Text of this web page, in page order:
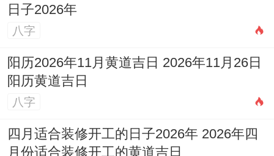
日子2026年
八字
阳历2026年11月黄道吉日 2026年11月26日
阳历黄道吉日
八字
四月适合装修开工的日子2026年 2026年四
月份适合装修开工的黄道吉日